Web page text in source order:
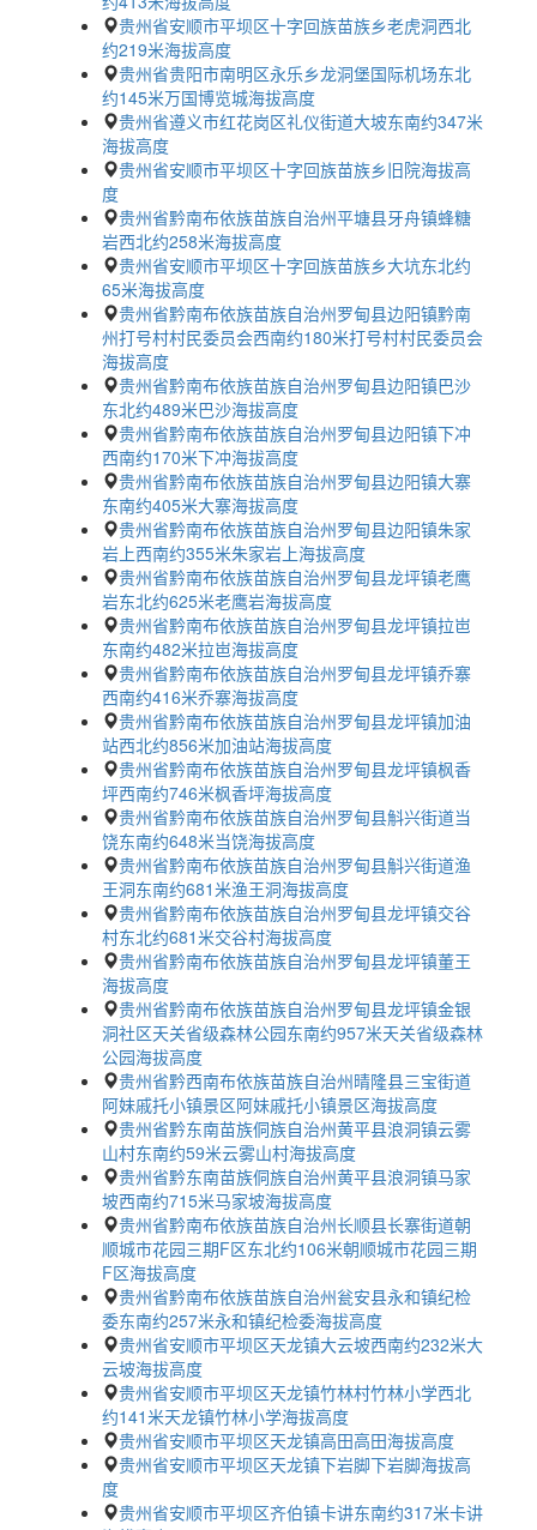
贵州省安顺市平坝区十字回族苗族乡老虎洞西北
约219米海拔高度
贵州省贵阳市南明区永乐乡龙洞堡国际机场东北
约145米万国博览城海拔高度
贵州省遵义市红花岗区礼仪街道大坡东南约347米
海拔高度
贵州省安顺市平坝区十字回族苗族乡旧院海拔高
度
贵州省黔南布依族苗族自治州平塘县牙舟镇蜂糖
岩西北约258米海拔高度
贵州省安顺市平坝区十字回族苗族乡大坑东北约
65米海拔高度
贵州省黔南布依族苗族自治州罗甸县边阳镇黔南
州打号村村民委员会西南约180米打号村村民委员会
海拔高度
贵州省黔南布依族苗族自治州罗甸县边阳镇巴沙
东北约489米巴沙海拔高度
贵州省黔南布依族苗族自治州罗甸县边阳镇下冲
西南约170米下冲海拔高度
贵州省黔南布依族苗族自治州罗甸县边阳镇大寨
东南约405米大寨海拔高度
贵州省黔南布依族苗族自治州罗甸县边阳镇朱家
岩上西南约355米朱家岩上海拔高度
贵州省黔南布依族苗族自治州罗甸县龙坪镇老鹰
岩东北约625米老鹰岩海拔高度
贵州省黔南布依族苗族自治州罗甸县龙坪镇拉岜
东南约482米拉岜海拔高度
贵州省黔南布依族苗族自治州罗甸县龙坪镇乔寨
西南约416米乔寨海拔高度
贵州省黔南布依族苗族自治州罗甸县龙坪镇加油
站西北约856米加油站海拔高度
贵州省黔南布依族苗族自治州罗甸县龙坪镇枫香
坪西南约746米枫香坪海拔高度
贵州省黔南布依族苗族自治州罗甸县斛兴街道当
饶东南约648米当饶海拔高度
贵州省黔南布依族苗族自治州罗甸县斛兴街道渔
王洞东南约681米渔王洞海拔高度
贵州省黔南布依族苗族自治州罗甸县龙坪镇交谷
村东北约681米交谷村海拔高度
贵州省黔南布依族苗族自治州罗甸县龙坪镇董王
海拔高度
贵州省黔南布依族苗族自治州罗甸县龙坪镇金银
洞社区天关省级森林公园东南约957米天关省级森林
公园海拔高度
贵州省黔西南布依族苗族自治州晴隆县三宝街道
阿妹戚托小镇景区阿妹戚托小镇景区海拔高度
贵州省黔东南苗族侗族自治州黄平县浪洞镇云雾
山村东南约59米云雾山村海拔高度
贵州省黔东南苗族侗族自治州黄平县浪洞镇马家
坡西南约715米马家坡海拔高度
贵州省黔南布依族苗族自治州长顺县长寨街道朝
顺城市花园三期F区东北约106米朝顺城市花园三期
F区海拔高度
贵州省黔南布依族苗族自治州瓮安县永和镇纪检
委东南约257米永和镇纪检委海拔高度
贵州省安顺市平坝区天龙镇大云坡西南约232米大
云坡海拔高度
贵州省安顺市平坝区天龙镇竹林村竹林小学西北
约141米天龙镇竹林小学海拔高度
贵州省安顺市平坝区天龙镇高田高田海拔高度
贵州省安顺市平坝区天龙镇下岩脚下岩脚海拔高
度
贵州省安顺市平坝区齐伯镇卡讲东南约317米卡讲